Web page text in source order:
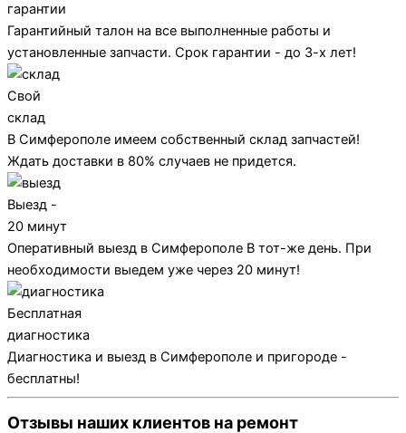
гарантии
Гарантийный талон на все выполненные работы и
установленные запчасти. Срок гарантии - до 3-х лет!
Свой
склад
В Симферополе имеем собственный склад запчастей!
Ждать доставки в 80% случаев не придется.
Выезд -
20 минут
Оперативный выезд в Симферополе В тот-же день. При
необходимости выедем уже через 20 минут!
Бесплатная
диагностика
Диагностика и выезд в Симферополе и пригороде -
бесплатны!
Отзывы наших клиентов на ремонт